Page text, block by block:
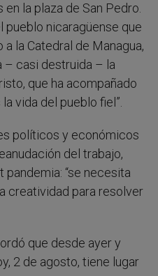
la plaza de San Pedro.
pueblo nicaragüense que
la Catedral de Managua,
– casi destruida – la
que ha acompañado
vida del pueblo fiel”.
políticos y económicos
del trabajo,
“se necesita
creatividad para resolver
que desde ayer y
2 de agosto, tiene lugar